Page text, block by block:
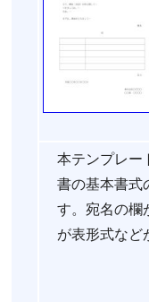
本テンプレー
書の基本書式
す。宛名の欄
が表形式など